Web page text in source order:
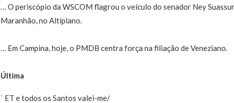
… O periscópio da WSCOM flagrou o veículo do senador Ney
Maranhão, no Altiplano.
… Em Campina, hoje, o PMDB centra força na filiação de Veneziano.
Última
` ET e todos os Santos valei-me/